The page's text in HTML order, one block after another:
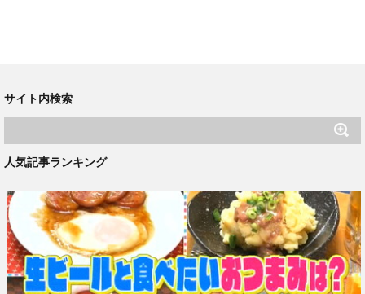
サイト内検索
人気記事ランキング